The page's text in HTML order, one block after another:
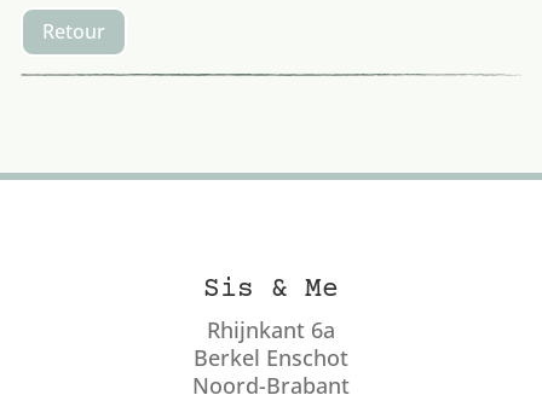
Retour
Sis & Me
Rhijnkant 6a
Berkel Enschot
Noord-Brabant